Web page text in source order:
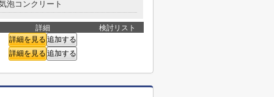
泡コンクリート
詳細
検討リスト
詳細を見る 追加する
詳細を見る 追加する